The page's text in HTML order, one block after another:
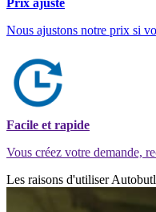
Nous ajustons notre prix si
Facile et rapide
Vous créez votre demande,
Les raisons d'utiliser